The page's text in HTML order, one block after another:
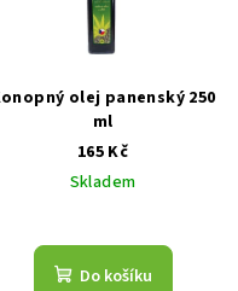
olej panenský 250
ml
165 Kč
Skladem
hodnocení
produktu
Do košíku